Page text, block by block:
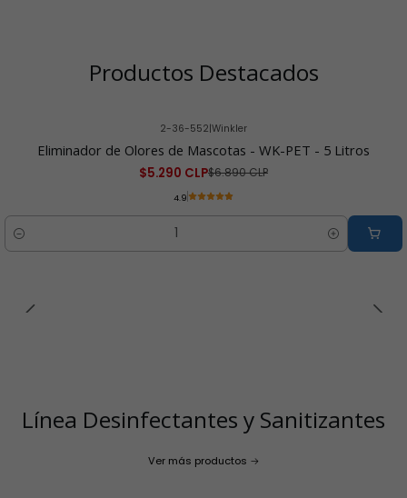
Productos Destacados
2-36-552|Winkler
Eliminador de Olores de Mascotas - WK-PET - 5 Litros
$5.290 CLP$6.890 CLP
4.9
Cantidad
Línea Desinfectantes y Sanitizantes
Ver más productos